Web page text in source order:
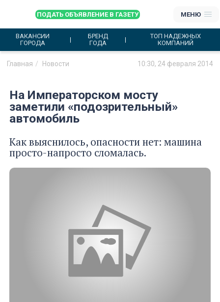
ПОДАТЬ ОБЪЯВЛЕНИЕ В ГАЗЕТУ МЕНЮ
ВАКАНСИИ
ГОРОДА
БРЕНД
ГОДА
ТОП НАДЕЖНЫХ
КОМПАНИЙ
Главная Новости 10:30, 24 февраля 2014
На Императорском мосту
заметили «подозрительный»
автомобиль
Как выяснилось, опасности нет: машина
просто-напросто сломалась.